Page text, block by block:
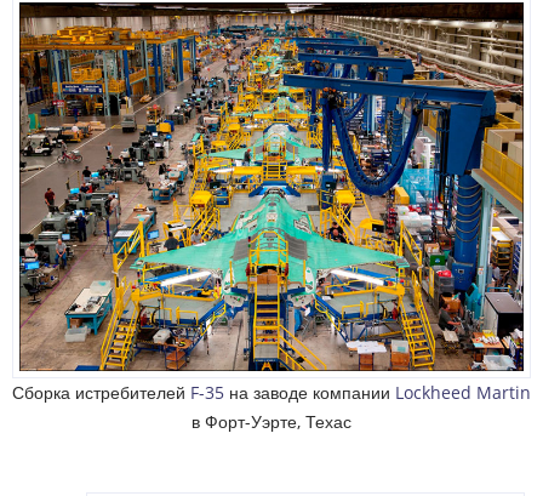
Сборка истребителей F-35 на заводе компании Lockheed Martin
в Форт-Уэрте, Техас